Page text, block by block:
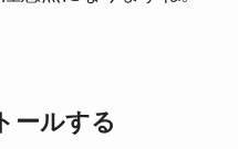
ールする